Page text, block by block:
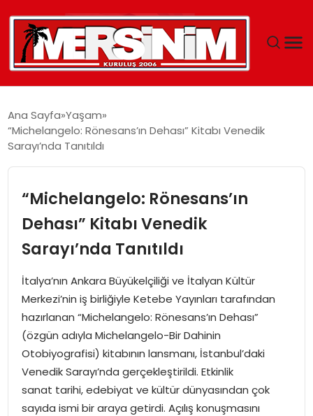
YAŞAM
EĞITIM
SPOR
EKONOMI
MAGAZIN
DÜNYA
Ana Sayfa Yaşam
“Michelangelo: Rönesans’ın Dehası” Kitabı Venedik
Sarayı’nda Tanıtıldı
“Michelangelo: Rönesans’ın
Dehası” Kitabı Venedik
Sarayı’nda Tanıtıldı
İtalya’nın Ankara Büyükelçiliği ve İtalyan Kültür
Merkezi’nin iş birliğiyle Ketebe Yayınları tarafından
hazırlanan “Michelangelo: Rönesans’ın Dehası”
(özgün adıyla Michelangelo-Bir Dahinin
Otobiyografisi) kitabının lansmanı, İstanbul’daki
Venedik Sarayı’nda gerçekleştirildi. Etkinlik
sanat tarihi, edebiyat ve kültür dünyasından çok
sayıda ismi bir araya getirdi. Açılış konuşmasını